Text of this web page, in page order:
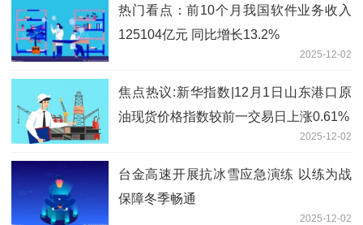
热门看点：前10个月我国软件业务收入
125104亿元 同比增长13.2%
2025-12-02
焦点热议:新华指数|12月1日山东港口原
油现货价格指数较前一交易日上涨0.61%
2025-12-02
台金高速开展抗冰雪应急演练 以练为战
保障冬季畅通
2025-12-02